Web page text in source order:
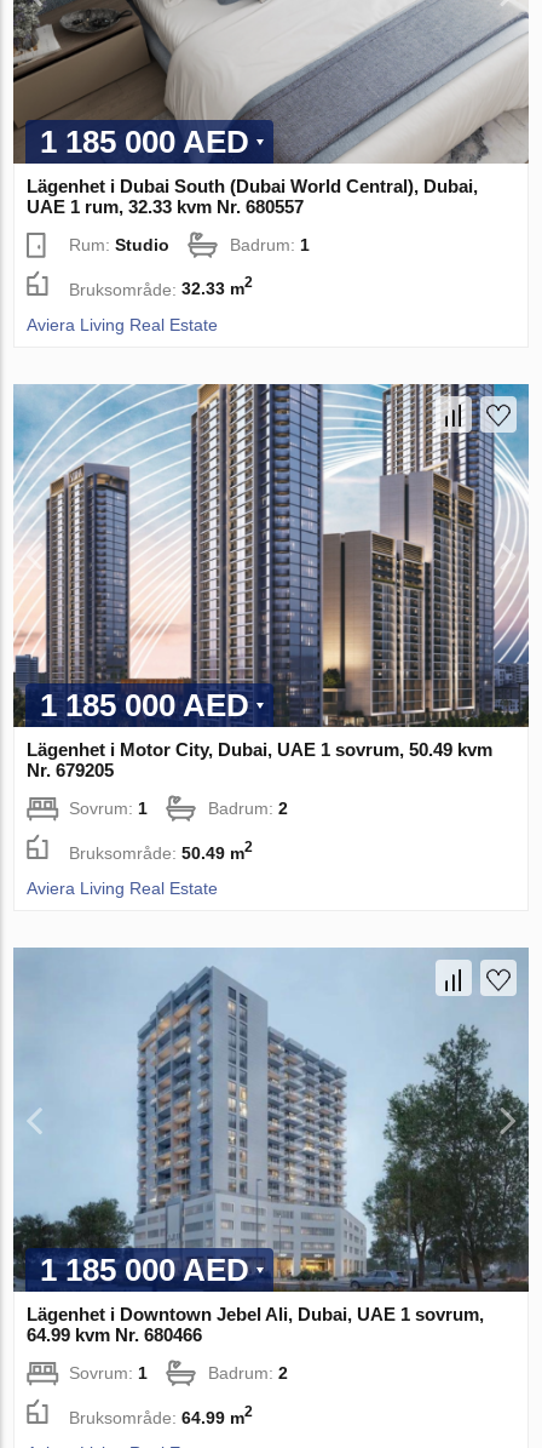
1 185 000 AED
Lägenhet i Dubai South (Dubai World Central), Dubai,
UAE 1 rum, 32.33 kvm Nr. 680557
Rum:Studio Badrum: 1
Bruksområde:32.33 m2
Aviera Living Real Estate
1 185 000 AED
Lägenhet i Motor City, Dubai, UAE 1 sovrum, 50.49 kvm
Nr. 679205
Sovrum:1 Badrum:2
Bruksområde:50.49 m2
Aviera Living Real Estate
1 185 000 AED
Lägenhet i Downtown Jebel Ali, Dubai, UAE 1 sovrum,
64.99 kvm Nr. 680466
Sovrum: 1 Badrum:2
Bruksområde:64.99 m2